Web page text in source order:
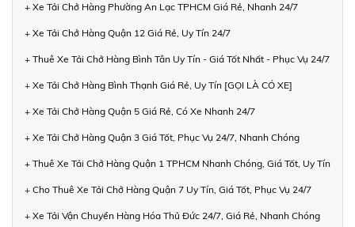
+ Xe Tải Chở Hàng Phường An Lạc TPHCM Giá Rẻ, Nhanh 24/7
+ Xe Tải Chở Hàng Quận 12 Giá Rẻ, Uy Tín 24/7
+ Thuê Xe Tải Chở Hàng Bình Tân Uy Tín - Giá Tốt Nhất - Phục Vụ 24/7
+ Xe Tải Chở Hàng Bình Thạnh Giá Rẻ, Uy Tín [GỌI LÀ CÓ XE]
+ Xe Tải Chở Hàng Quận 5 Giá Rẻ, Có Xe Nhanh 24/7
+ Xe Tải Chở Hàng Quận 3 Giá Tốt, Phục Vụ 24/7, Nhanh Chóng
+ Thuê Xe Tải Chở Hàng Quận 1 TPHCM Nhanh Chóng, Giá Tốt, Uy Tín
+ Cho Thuê Xe Tải Chở Hàng Quận 7 Uy Tín, Giá Tốt, Phục Vụ 24/7
+ Xe Tải Vận Chuyển Hàng Hóa Thủ Đức 24/7, Giá Rẻ, Nhanh Chóng